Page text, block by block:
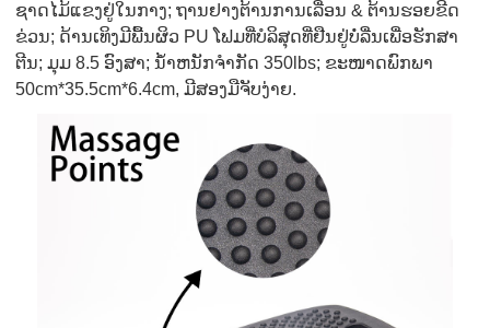
ຊາດໄມ້ແຂງຢູ່ໃນກາງ; ຖານຢາງຕ້ານການເລື່ອນ & ຕ້ານຮອຍຂີດ
ຂ່ວນ; ດ້ານເທິງມີພື້ນຜິວ PU ໂຟມທີ່ບໍລິສຸດທີ່ຢືນຢູ່ບໍ່ລື່ນເພື່ອຮັກສາ
ຕີນ; ມຸມ 8.5 ອົງສາ; ນ້ໍາຫນັກຈໍາກັດ 350lbs; ຂະໜາດພົກພາ
50cm*35.5cm*6.4cm, ມີສອງມືຈັບງ່າຍ.